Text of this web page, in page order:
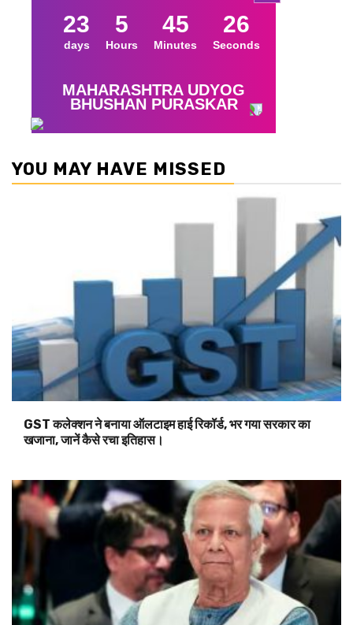
YOU MAY HAVE MISSED
GST कलेक्शन ने बनाया ऑलटाइम हाई रिकॉर्ड, भर गया सरकार का
खजाना, जानें कैसे रचा इतिहास।